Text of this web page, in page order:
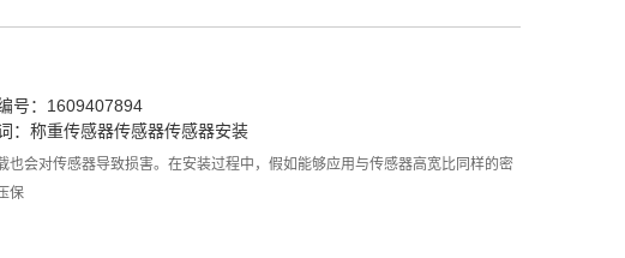
号：1609407894
： 称重传感器传感器传感器安装
会对传感器导致损害。在安装过程中，假如能够应用与传感器高宽比同样的密
保